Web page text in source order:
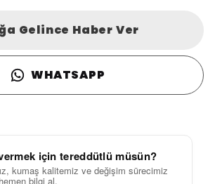
Gelince Haber Ver
WHATSAPP
için tereddütlü müsün?
kumaş kalitemiz ve değişim sürecimiz
bilgi al.